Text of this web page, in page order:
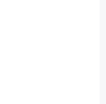
นดี